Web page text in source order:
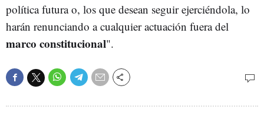
política futura o, los que desean seguir ejerciéndola, lo
harán renunciando a cualquier actuación fuera del
marco constitucional".